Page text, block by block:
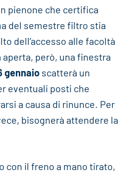
pienone che certifica
del semestre filtro stia
dell’accesso alle facoltà
però, una finestra
gennaioscatterà un
eventuali posti che
a causa di rinunce. Per
bisognerà attendere la
con il freno a mano tirato,